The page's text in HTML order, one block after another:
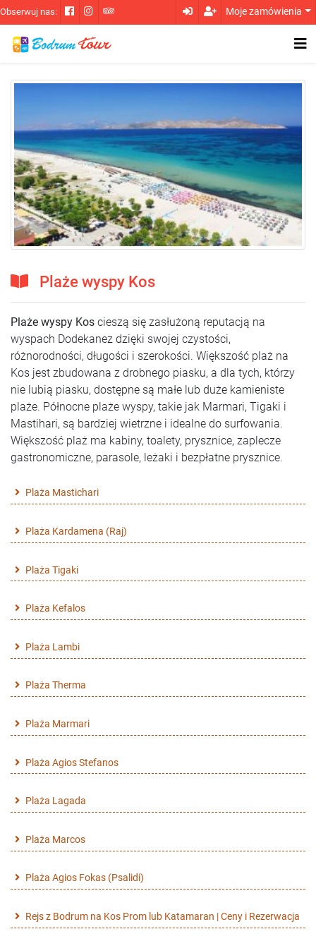
Obserwuj nas: Moje zamówienia
Plaże wyspy Kos
Plaże wyspy Kos cieszą się zasłużoną reputacją na
wyspach Dodekanez dzięki swojej czystości,
różnorodności, długości i szerokości. Większość plaż na
Kos jest zbudowana z drobnego piasku, a dla tych, którzy
nie lubią piasku, dostępne są małe lub duże kamieniste
plaże. Północne plaże wyspy, takie jak Marmari, Tigaki i
Mastihari, są bardziej wietrzne i idealne do surfowania.
Większość plaż ma kabiny, toalety, prysznice, zaplecze
gastronomiczne, parasole, leżaki i bezpłatne prysznice.
Plaża Mastichari
Plaża Kardamena (Raj)
Plaża Tigaki
Plaża Kefalos
Plaża Lambi
Plaża Therma
Plaża Marmari
Plaża Agios Stefanos
Plaża Lagada
Plaża Marcos
Plaża Agios Fokas (Psalidi)
Rejs z Bodrum na Kos Prom lub Katamaran | Ceny i Rezerwacja